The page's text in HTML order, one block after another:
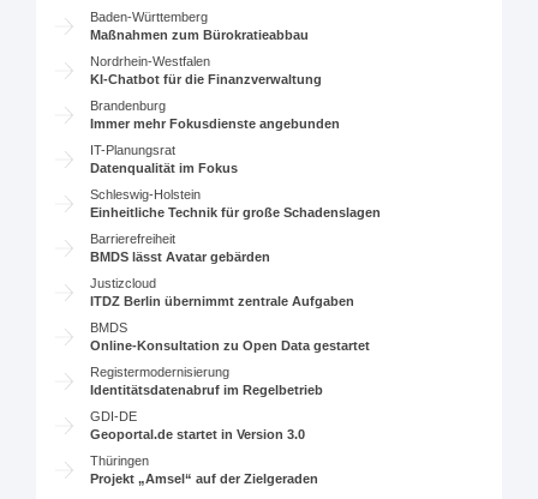
Baden-Württemberg
Maßnahmen zum Bürokratieabbau
Nordrhein-Westfalen
KI-Chatbot für die Finanzverwaltung
Brandenburg
Immer mehr Fokusdienste angebunden
IT-Planungsrat
Datenqualität im Fokus
Schleswig-Holstein
Einheitliche Technik für große Schadenslagen
Barrierefreiheit
BMDS lässt Avatar gebärden
Justizcloud
ITDZ Berlin übernimmt zentrale Aufgaben
BMDS
Online-Konsultation zu Open Data gestartet
Registermodernisierung
Identitätsdatenabruf im Regelbetrieb
GDI-DE
Geoportal.de startet in Version 3.0
Thüringen
Projekt „Amsel“ auf der Zielgeraden